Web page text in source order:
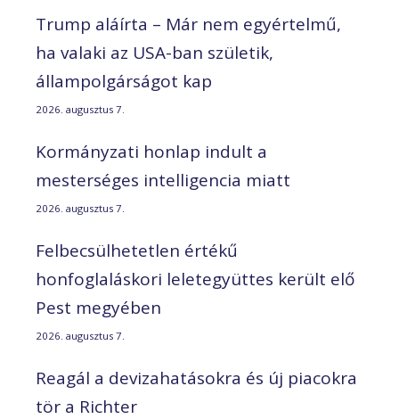
Trump aláírta – Már nem egyértelmű,
ha valaki az USA-ban születik,
állampolgárságot kap
2026. augusztus 7.
Kormányzati honlap indult a
mesterséges intelligencia miatt
2026. augusztus 7.
Felbecsülhetetlen értékű
honfoglaláskori leletegyüttes került elő
Pest megyében
2026. augusztus 7.
Reagál a devizahatásokra és új piacokra
tör a Richter